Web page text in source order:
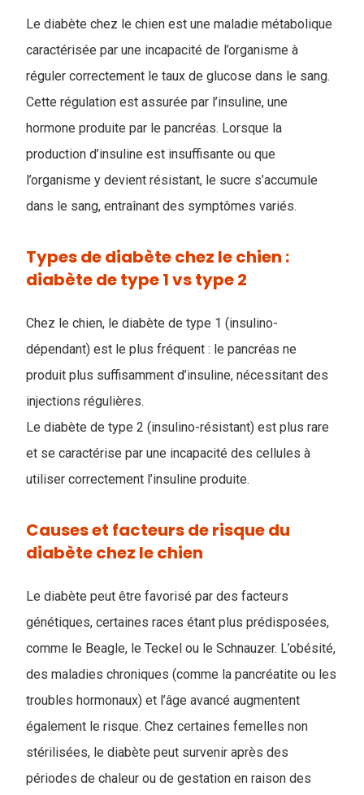
Le diabète chez le chien est une maladie métabolique
caractérisée par une incapacité de l’organisme à
réguler correctement le taux de glucose dans le sang.
Cette régulation est assurée par l’insuline, une
hormone produite par le pancréas. Lorsque la
production d’insuline est insuffisante ou que
l’organisme y devient résistant, le sucre s’accumule
dans le sang, entraînant des symptômes variés.
Types de diabète chez le chien :
diabète de type 1 vs type 2
Chez le chien, le diabète de type 1 (insulino-
dépendant) est le plus fréquent : le pancréas ne
produit plus suffisamment d’insuline, nécessitant des
injections régulières.
Le diabète de type 2 (insulino-résistant) est plus rare
et se caractérise par une incapacité des cellules à
utiliser correctement l’insuline produite.
Causes et facteurs de risque du
diabète chez le chien
Le diabète peut être favorisé par des facteurs
génétiques, certaines races étant plus prédisposées,
comme le Beagle, le Teckel ou le Schnauzer. L’obésité,
des maladies chroniques (comme la pancréatite ou les
troubles hormonaux) et l’âge avancé augmentent
également le risque. Chez certaines femelles non
stérilisées, le diabète peut survenir après des
périodes de chaleur ou de gestation en raison des